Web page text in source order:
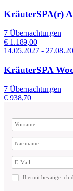
KräuterSPA(r)
7 Übernachtungen
€ 1.189,00
14.05.2027 -
KräuterSPA
7 Übernachtungen
€ 938,70
Hiermit bestätige ich